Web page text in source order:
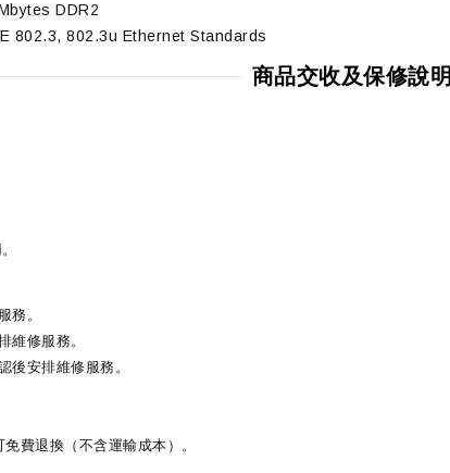
DDR2
802.3, 802.3u Ethernet Standards
商品交收及保修說明
務。
維修服務。
後安排維修服務。
費退換（不含運輸成本）。